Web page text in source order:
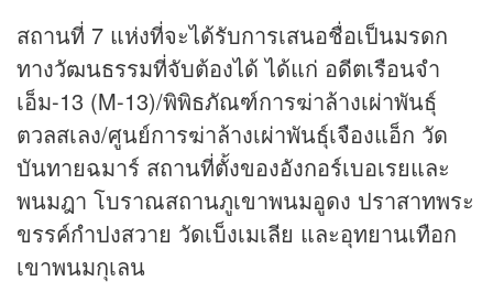
สถานที่ 7 แห่งที่จะได้รับการเสนอชื่อเป็นมรดก
ทางวัฒนธรรมที่จับต้องได้ ได้แก่ อดีตเรือนจำ
เอ็ม-13 (M-13)/พิพิธภัณฑ์การฆ่าล้างเผ่าพันธุ์
ตวลสเลง/ศูนย์การฆ่าล้างเผ่าพันธุ์เจืองแอ็ก วัด
บันทายฉมาร์ สถานที่ตั้งของอังกอร์เบอเรยและ
พนมฎา โบราณสถานภูเขาพนมอูดง ปราสาทพระ
ขรรค์กำปงสวาย วัดเบ็งเมเลีย และอุทยานเทือก
เขาพนมกุเลน